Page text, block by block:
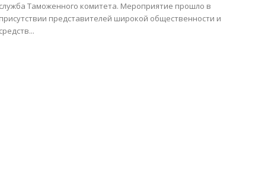
служба Таможенного комитета. Мероприятие прошло в
присутствии представителей широкой общественности и
средств...